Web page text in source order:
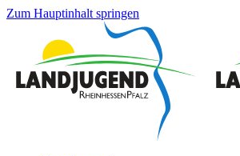
Zum Hauptinhalt springen